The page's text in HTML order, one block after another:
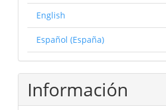
English
Español (España)
Información